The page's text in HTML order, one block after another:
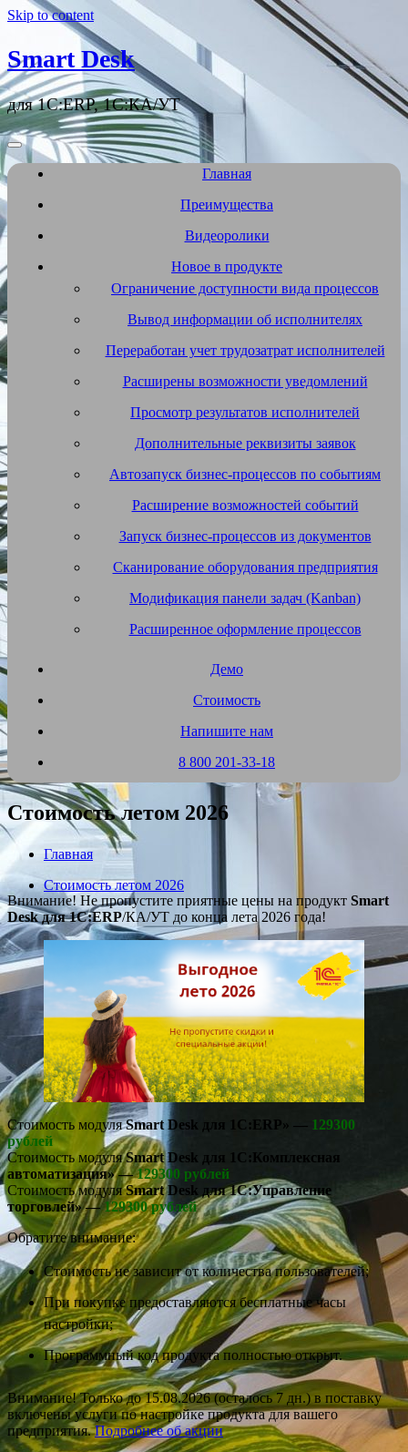
Skip to content
Smart Desk
для 1С:ERP, 1С:КА/УТ
Главная
Преимущества
Видеоролики
Новое в продукте
Ограничение доступности вида процессов
Вывод информации об исполнителях
Переработан учет трудозатрат исполнителей
Расширены возможности уведомлений
Просмотр результатов исполнителей
Дополнительные реквизиты заявок
Автозапуск бизнес-процессов по событиям
Расширение возможностей событий
Запуск бизнес-процессов из документов
Сканирование оборудования предприятия
Модификация панели задач (Kanban)
Расширенное оформление процессов
Демо
Стоимость
Напишите нам
8 800 201-33-18
Стоимость летом 2026
Главная
Стоимость летом 2026
Внимание! Не пропустите приятные цены на продукт Smart
Desk для 1С:ERP/КА/УТ до конца лета 2026 года!
Стоимость модуляSmart Desk для 1С:ERP» — 129300
рублей
Стоимость модуляSmart Desk для 1С:Комплексная
автоматизация» —129300 рублей
Стоимость модуляSmart Desk для 1С:Управление
торговлей» —129300 рублей
Обратите внимание:
Стоимость не зависит от количества пользователей;
При покупке предоставляются бесплатные часы
настройки;
Программный код продукта полностью открыт.
Внимание! Только до15.08.2026(осталось 7 дн.) в поставку
включены услуги по настройке продукта для вашего
предприятия.Подробнее об акции